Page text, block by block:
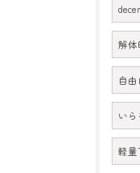
解体
自
いら
軽量